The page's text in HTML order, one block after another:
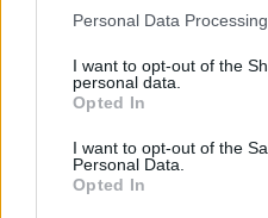
Personal Data
I want to opt-out of the
personal data.
Opted In
I want to opt-out of the
Personal Data.
Opted In
πραγματοποιούν την
τότε πραγματοποιούν
μοτοπορείες, με
εκδηλώσεις
πλατεία Συντάγματος,